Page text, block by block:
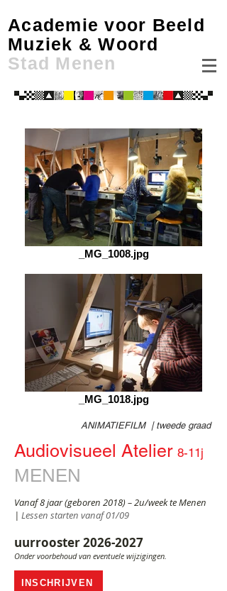
Academie voor Beeld
Muziek & Woord
Stad Menen
ANIMATIEFILM | tweede graad
_MG_1008.jpg
_MG_1018.jpg
Audiovisueel Atelier 8-11j
Vanaf 8 jaar (geboren 2018) – 2u/week te Menen
| Lessen starten vanaf 01/09
uurrooster 2026-2027
Onder voorbehoud van eventuele wijzigingen.
INSCHRIJVEN
MENEN